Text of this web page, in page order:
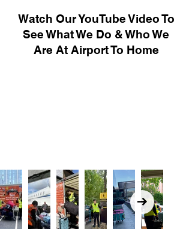
Watch Our YouTube Video To
See What We Do & Who We
Are At Airport To Home